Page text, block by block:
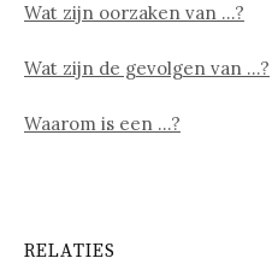
Wat zijn oorzaken van …?
Wat zijn de gevolgen van …?
Waarom is een …?
RELATIES